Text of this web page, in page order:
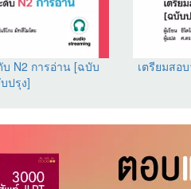
N2 การอ่าน [ฉบับ
ปรุง]
เตรียมสอ